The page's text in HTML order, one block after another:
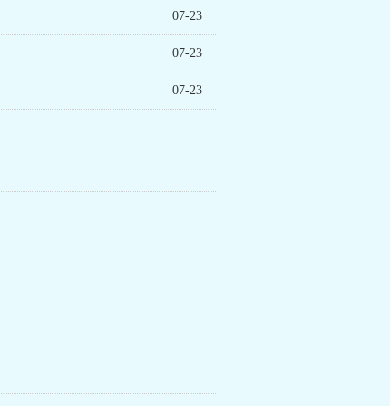
07-23
07-23
07-23